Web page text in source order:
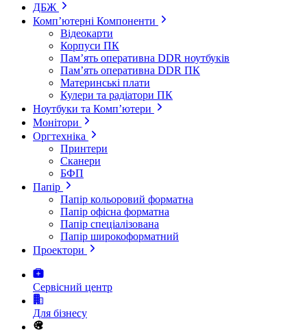
ДБЖ
Комп’ютерні Компоненти
Відеокарти
Корпуси ПК
Пам’ять оперативна DDR ноутбуків
Пам’ять оперативна DDR ПК
Материнські плати
Кулери та радіатори ПК
Ноутбуки та Комп’ютери
Монітори
Оргтехніка
Принтери
Сканери
БФП
Папір
Папір кольоровий форматна
Папір офісна форматна
Папір спеціалізована
Папір широкоформатний
Проектори
Сервісний центр
Для бізнесу